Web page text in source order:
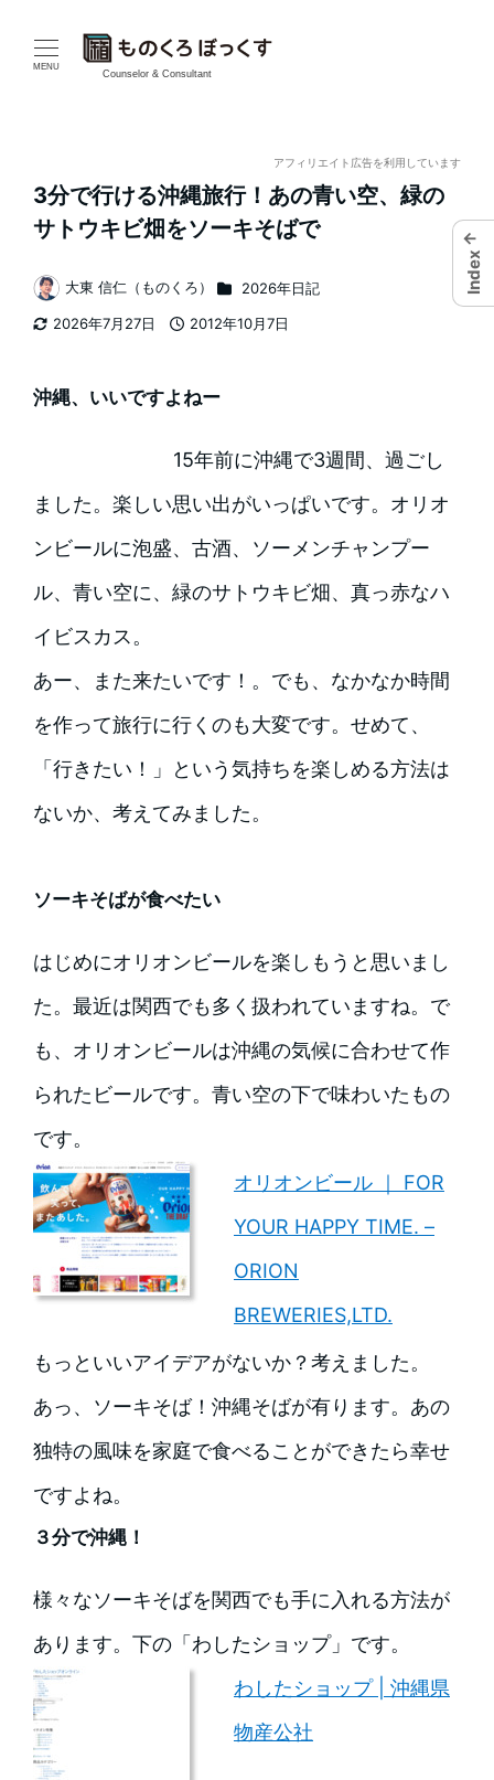
MENU
Counselor & Consultant
アフィリエイト広告を利用しています
3分で行ける沖縄旅行！あの青い空、緑の
サトウキビ畑をソーキそばで
2026年7月27日
2012年10月7日
著
者
大東 信仁（ものくろ） カテゴリー
2026年日記
沖縄、いいですよねー
15年前に沖縄で3週間、過ごし
ました。楽しい思い出がいっぱいです。オリオ
ンビールに泡盛、古酒、ソーメンチャンプー
ル、青い空に、緑のサトウキビ畑、真っ赤なハ
イビスカス。
あー、また来たいです！。でも、なかなか時間
を作って旅行に行くのも大変です。せめて、
「行きたい！」という気持ちを楽しめる方法は
ないか、考えてみました。
ソーキそばが食べたい
はじめにオリオンビールを楽しもうと思いまし
た。最近は関西でも多く扱われていますね。で
も、オリオンビールは沖縄の気候に合わせて作
られたビールです。青い空の下で味わいたもの
です。
オリオンビール ｜ FOR
YOUR HAPPY TIME. –
ORION
BREWERIES,LTD.
もっといいアイデアがないか？考えました。
あっ、ソーキそば！沖縄そばが有ります。あの
独特の風味を家庭で食べることができたら幸せ
ですよね。
３分で沖縄！
様々なソーキそばを関西でも手に入れる方法が
あります。下の「わしたショップ」です。
わしたショップ | 沖縄県
物産公社
←
Index